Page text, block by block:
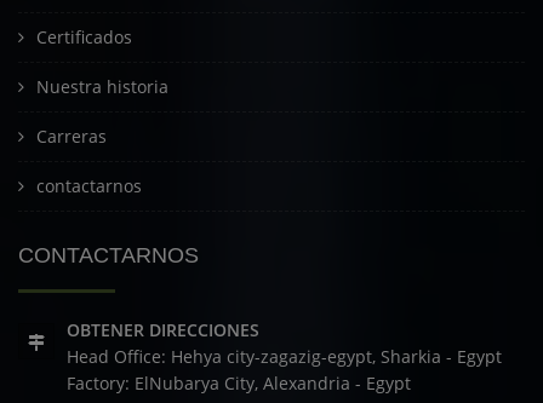
Certificados
Nuestra historia
Carreras
contactarnos
CONTACTARNOS
OBTENER DIRECCIONES
Head Office: Hehya city-zagazig-egypt, Sharkia - Egypt
Factory: ElNubarya City, Alexandria - Egypt